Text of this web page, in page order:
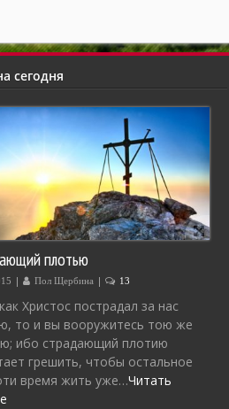
сегодня
плотью
| Пол Щербина | 13
Христос пострадал за нас
то и вы вооружитесь тою же
ибо страдающий плотию
грешить, чтобы остальное
время жить уже…Читать